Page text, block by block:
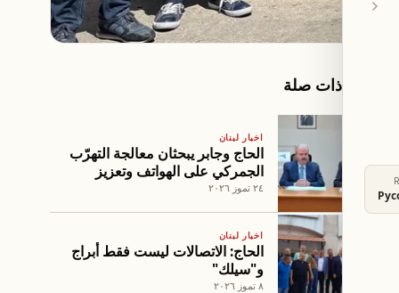
مقالات ذات صلة
اخبار لبنان
الحاج وجابر يبحثان معالجة التهرّب
الجمركي على الهواتف وتعزيز
الرقابة
٢٤ تموز ٢٠٢٦
اخبار لبنان
الحاج: الاتصالات ليست فقط أبراج
و"سيلك"
٨ تموز ٢٠٢٦